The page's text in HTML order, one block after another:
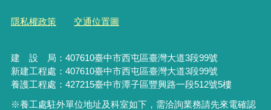
隱私權政策 交通位置圖
建 設 局： 407610臺中市西屯區臺灣大道3段99號
新建工程處：407610臺中市西屯區臺灣大道3段99號
養護工程處：427215臺中市潭子區豐興路一段512號5樓
※養工處駐外單位地址及科室如下，需洽詢業務請先來電確認